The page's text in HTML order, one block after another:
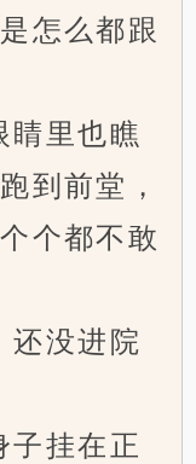
怎么都跟
里也瞧
到前堂，
个都不敢
没进院
挂在正